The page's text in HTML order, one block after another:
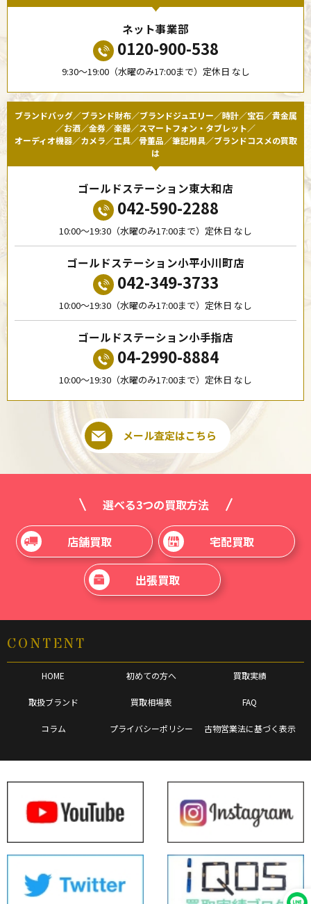
ネット事業部
0120-900-538
9:30〜19:00（水曜のみ17:00まで）定休日 なし
ブランドバッグ／ブランド財布／ブランドジュエリー／時計／宝石／貴金属
／お酒／金券／楽器／スマートフォン・タブレット／
オーディオ機器／カメラ／工具／骨董品／筆記用具／ブランドコスメの買取
は
ゴールドステーション東大和店
042-590-2288
10:00〜19:30（水曜のみ17:00まで）定休日 なし
ゴールドステーション小平小川町店
042-349-3733
10:00〜19:30（水曜のみ17:00まで）定休日 なし
ゴールドステーション小手指店
04-2990-8884
10:00〜19:30（水曜のみ17:00まで）定休日 なし
メール査定はこちら
選べる3つの買取方法
店舗買取 宅配買取
出張買取
CONTENT
HOME 初めての方へ 買取実績
取扱ブランド 買取相場表 FAQ
コラム プライバシーポリシー 古物営業法に基づく表示